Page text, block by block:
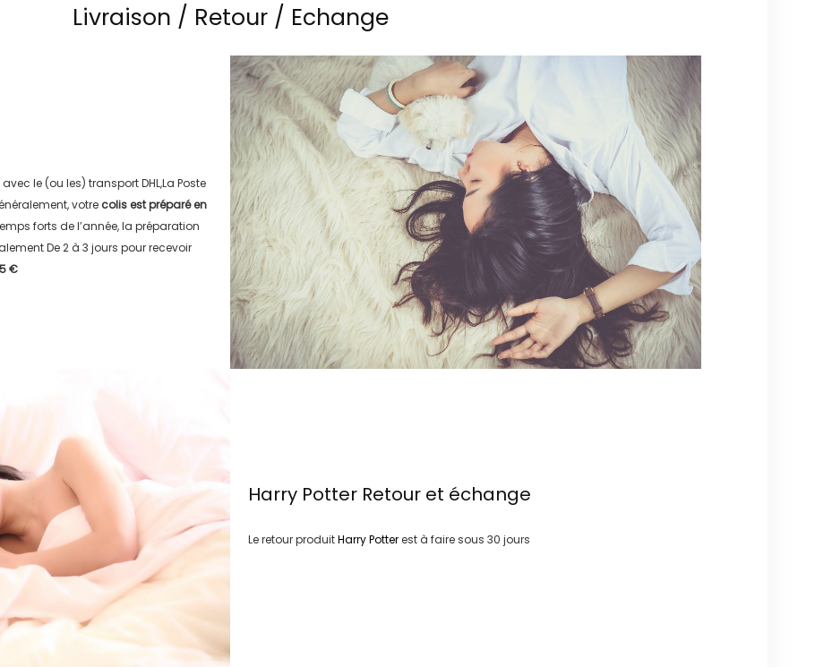
Livraison / Retour / Echange
le (ou les) transportDHL,La Poste
votre colis est préparé en
forts de l’année, la préparation
De 2 à 3 jours pour recevoir
€
Harry Potter Retour et échange
Le retour produitHarry Potterest à faire sous 30 jours